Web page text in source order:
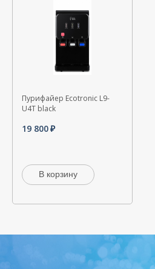
Пурифайер Ecotronic L9-
U4T black
19 800
В корзину